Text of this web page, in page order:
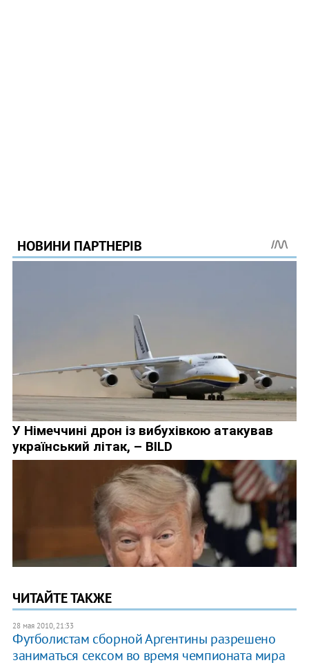
ЧИТАЙТЕ ТАКЖЕ
28 мая 2010, 21:33
Футболистам сборной Аргентины разрешено
заниматься сексом во время чемпионата мира